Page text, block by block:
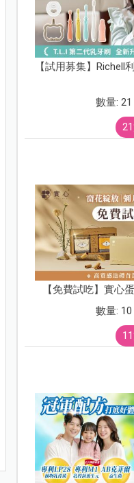
【試用募集】Richell
數量:
【免費試吃】實心
數量: